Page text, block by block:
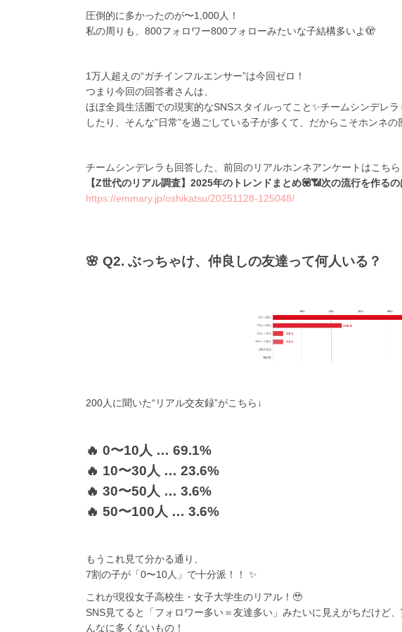
圧倒的に多かったのが〜1,000人！
私の周りも、800フォロワー800フォローみたいな子結構多いよ🫣
1万人超えの“ガチインフルエンサー”は今回ゼロ！
つまり今回の回答者さんは、
ほぼ全員生活圏での現実的なSNSスタイルってこと✨チームシンデレ
したり、そんな”日常”を過ごしている子が多くて、だからこそホンネ
チームシンデレラも回答した、前回のリアルホンネアンケートはこちら
【Z世代のリアル調査】2025年のトレンドまとめ💟📶次の流行を作るの
https://emmary.jp/oshikatsu/20251128-125048/
🌸 Q2. ぶっちゃけ、仲良しの友達って何人いる？
200人に聞いた“リアル交友録”がこちら↓
🔥 0〜10人 … 69.1%
🔥 10〜30人 … 23.6%
🔥 30〜50人 … 3.6%
🔥 50〜100人 … 3.6%
もうこれ見て分かる通り、
7割の子が「0〜10人」で十分派！！ ✨
これが現役女子高校生・女子大学生のリアル！🥹
SNS見てると「フォロワー多い＝友達多い」みたいに見えがちだけど
んなに多くないもの！